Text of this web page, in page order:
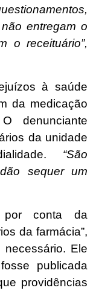
entregam o
o receituário”,
à saúde
da medicação
denunciante
da unidade
“São
sequer um
por conta da
da farmácia”,
Ele
publicada
providências